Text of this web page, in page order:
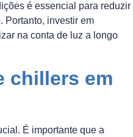
é essencial para reduzir
Portanto, investir em
na conta de luz a longo
chillers em
É importante que a